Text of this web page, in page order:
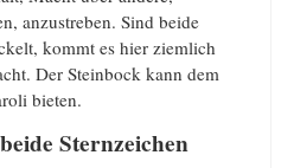
anzustreben. Sind beide
kommt es hier ziemlich
Der Steinbock kann dem
bieten.
Sternzeichen